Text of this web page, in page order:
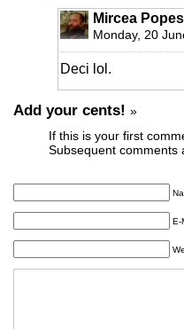
Mircea
Monday, 20
Deci lol.
Add your cents! »
If this is your first
Subsequent comments
E-